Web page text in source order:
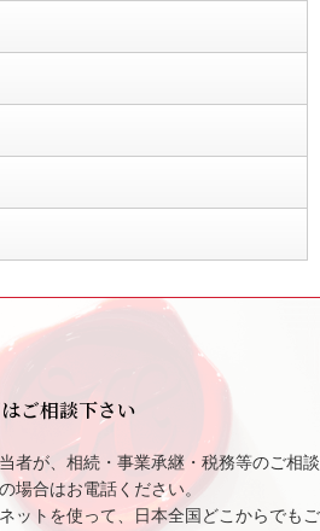
ご相談下さい
者が、相続・事業承継・税務等のご相談
場合はお電話ください。
ットを使って、日本全国どこからでもご